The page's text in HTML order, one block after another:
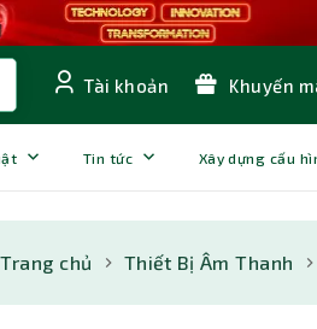
Tài khoản Khuyến
Tin tức Xây dựng cấu
Trang chủ Thiết Bị Âm Thanh